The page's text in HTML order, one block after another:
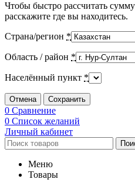
Чтобы быстро рассчитать
расскажите где вы находитесь.
Страна/регион *
Область / район *
Населённый пункт *
Отмена Сохранить
0 Сравнение
0 Список желаний
Личный кабинет
Меню
Товары